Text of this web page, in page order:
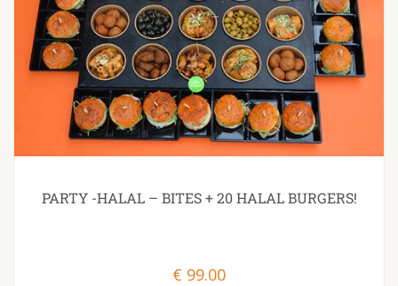
PARTY -HALAL – BITES + 20 HALAL BURGERS!
€ 99.00